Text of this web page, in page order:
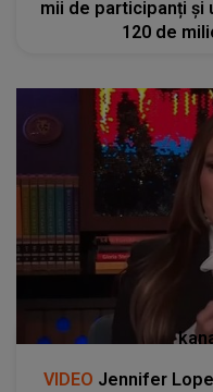
mii de participanți și
120 de
VIDEO Jennifer